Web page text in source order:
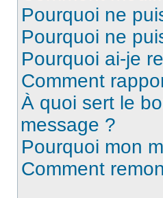
Pourquoi ne
Pourquoi ne
Pourquoi ai-je
Comment
À quoi sert le
message ?
Pourquoi mon
Comment